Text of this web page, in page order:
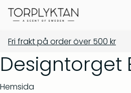
Din varukorg är tom
Populära produkter
Våra produkter
Våra serier
Fri frakt på order över 500 kr
Designtorget
Hemsida